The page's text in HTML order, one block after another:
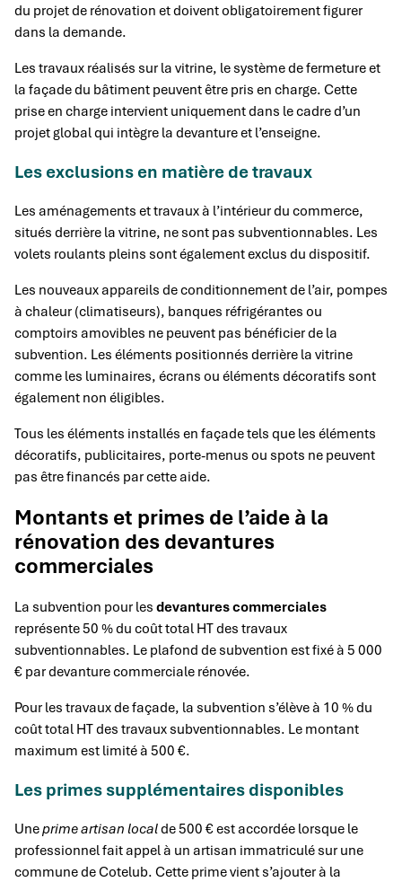
du projet de rénovation et doivent obligatoirement figurer
dans la demande.
Les travaux réalisés sur la vitrine, le système de fermeture et
la façade du bâtiment peuvent être pris en charge. Cette
prise en charge intervient uniquement dans le cadre d’un
projet global qui intègre la devanture et l’enseigne.
Les exclusions en matière de travaux
Les aménagements et travaux à l’intérieur du commerce,
situés derrière la vitrine, ne sont pas subventionnables. Les
volets roulants pleins sont également exclus du dispositif.
Les nouveaux appareils de conditionnement de l’air, pompes
à chaleur (climatiseurs), banques réfrigérantes ou
comptoirs amovibles ne peuvent pas bénéficier de la
subvention. Les éléments positionnés derrière la vitrine
comme les luminaires, écrans ou éléments décoratifs sont
également non éligibles.
Tous les éléments installés en façade tels que les éléments
décoratifs, publicitaires, porte-menus ou spots ne peuvent
pas être financés par cette aide.
Montants et primes de l’aide à la
rénovation des devantures
commerciales
La subvention pour les devantures commerciales
représente 50 % du coût total HT des travaux
subventionnables. Le plafond de subvention est fixé à 5 000
€ par devanture commerciale rénovée.
Pour les travaux de façade, la subvention s’élève à 10 % du
coût total HT des travaux subventionnables. Le montant
maximum est limité à 500 €.
Les primes supplémentaires disponibles
Uneprime artisan localde 500 € est accordée lorsque le
professionnel fait appel à un artisan immatriculé sur une
commune de Cotelub. Cette prime vient s’ajouter à la